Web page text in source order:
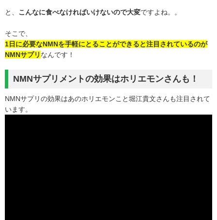
と、 こんなに食べなければいけないので大変ですよね。。
そこで、
1日に必要なNMNを手軽にとることができると注目されているのが
NMNサプリ なんです！
NMNサプリメントの効果はホリエモンさんも！
NMNサプリの効果はあのホリエモンこと堀江貴文さんも注目されて
います。